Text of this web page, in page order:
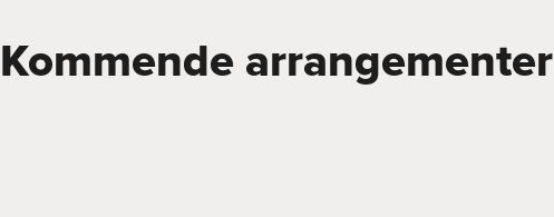
Kommende arrangementer